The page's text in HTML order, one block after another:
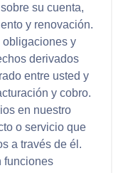
su cuenta,
y renovación.
obligaciones y
derivados
entre usted y
y cobro.
en nuestro
o servicio que
a través de él.
funciones